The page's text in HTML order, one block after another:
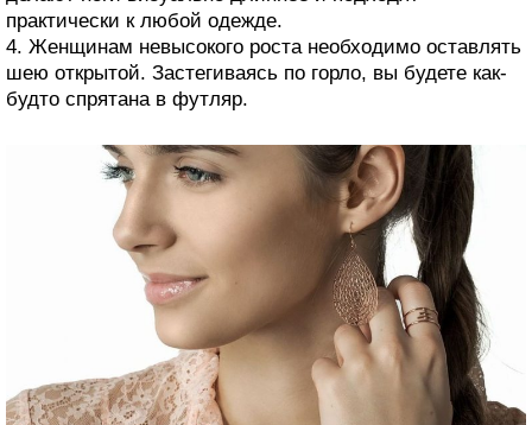
практически к любой одежде.
4. Женщинам невысокого роста необходимо оставлять
шею открытой. Застегиваясь по горло, вы будете как-
будто спрятана в футляр.